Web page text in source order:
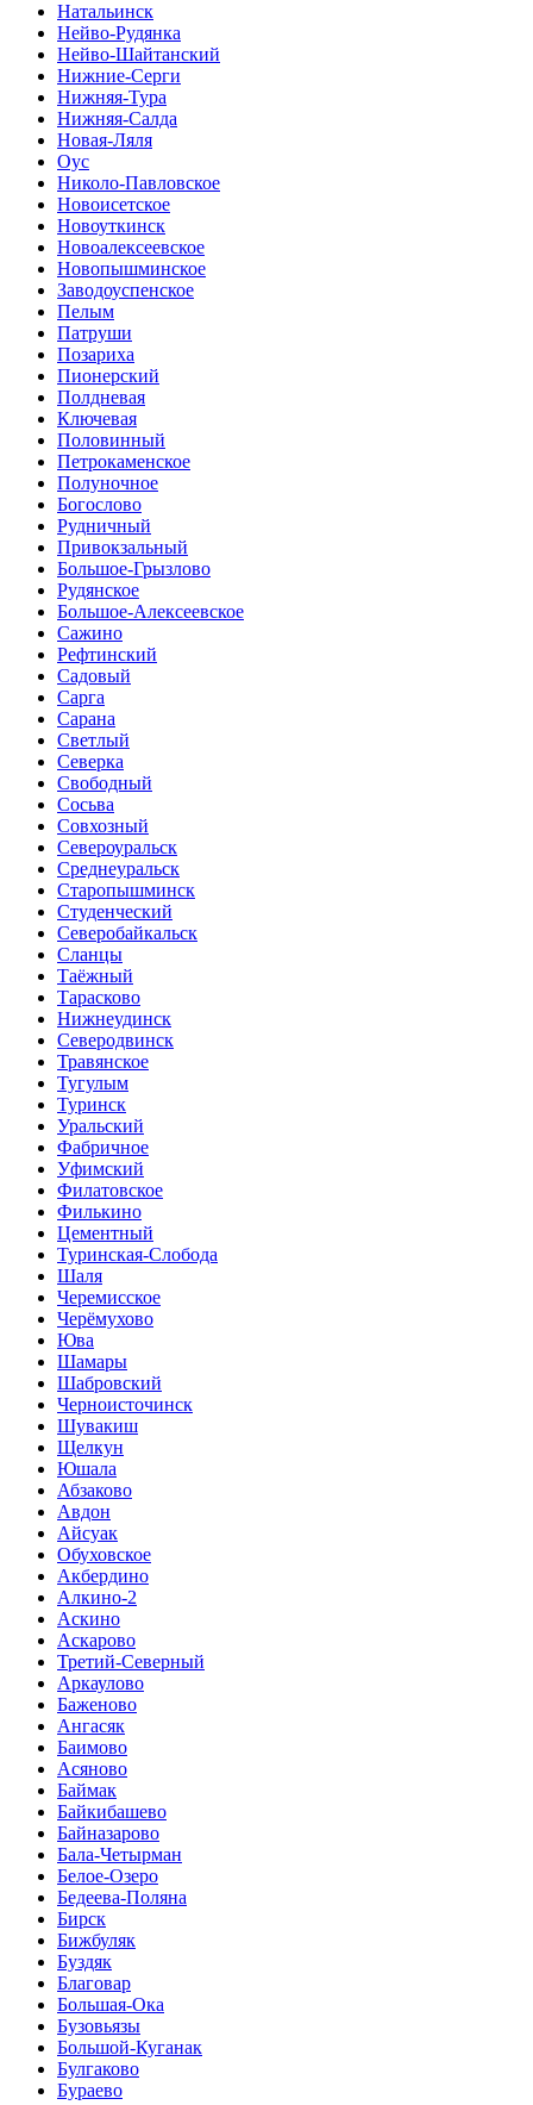
Натальинск
Нейво-Рудянка
Нейво-Шайтанский
Нижние-Серги
Нижняя-Тура
Нижняя-Салда
Новая-Ляля
Оус
Николо-Павловское
Новоисетское
Новоуткинск
Новоалексеевское
Новопышминское
Заводоуспенское
Пелым
Патруши
Позариха
Пионерский
Полдневая
Ключевая
Половинный
Петрокаменское
Полуночное
Богослово
Рудничный
Привокзальный
Большое-Грызлово
Рудянское
Большое-Алексеевское
Сажино
Рефтинский
Садовый
Сарга
Сарана
Светлый
Северка
Свободный
Сосьва
Совхозный
Североуральск
Среднеуральск
Старопышминск
Студенческий
Северобайкальск
Сланцы
Таёжный
Тарасково
Нижнеудинск
Северодвинск
Травянское
Тугулым
Туринск
Уральский
Фабричное
Уфимский
Филатовское
Филькино
Цементный
Туринская-Слобода
Шаля
Черемисское
Черёмухово
Юва
Шамары
Шабровский
Черноисточинск
Шувакиш
Щелкун
Юшала
Абзаково
Авдон
Айсуак
Обуховское
Акбердино
Алкино-2
Аскино
Аскарово
Третий-Северный
Аркаулово
Баженово
Ангасяк
Баимово
Асяново
Баймак
Байкибашево
Байназарово
Бала-Четырман
Белое-Озеро
Бедеева-Поляна
Бирск
Бижбуляк
Буздяк
Благовар
Большая-Ока
Бузовьязы
Большой-Куганак
Булгаково
Бураево